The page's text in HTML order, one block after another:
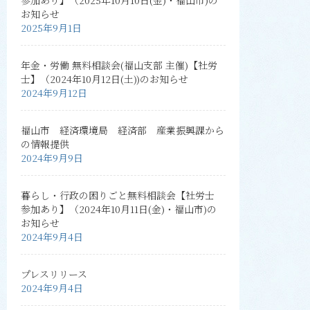
お知らせ
2025年9月1日
年金・労働 無料相談会(福山支部 主催)【社労
士】（2024年10月12日(土))のお知らせ
2024年9月12日
福山市 経済環境局 経済部 産業振興課から
の情報提供
2024年9月9日
暮らし・行政の困りごと無料相談会【社労士
参加あり】（2024年10月11日(金)・福山市)の
お知らせ
2024年9月4日
プレスリリース
2024年9月4日